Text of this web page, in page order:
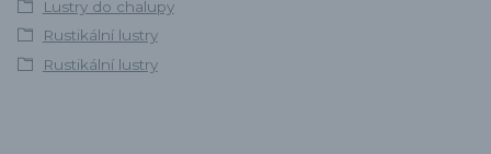
Lustry do chalupy
Rustikální lustry
Rustikální lustry